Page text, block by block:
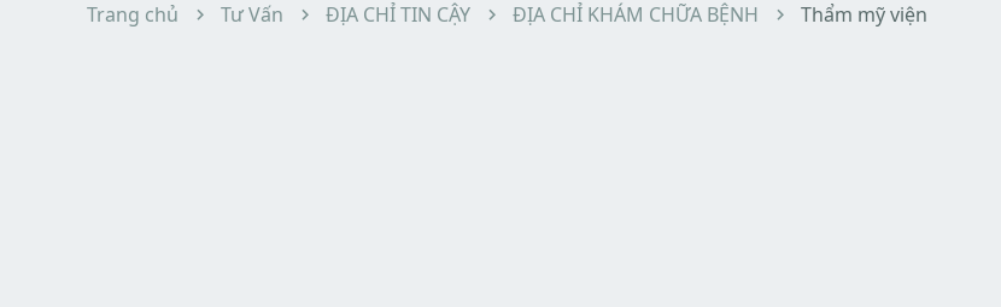
Trang chủ Tư Vấn ĐỊA CHỈ TIN CẬY ĐỊA CHỈ KHÁM CHỮA BỆNH Thẩm mỹ viện